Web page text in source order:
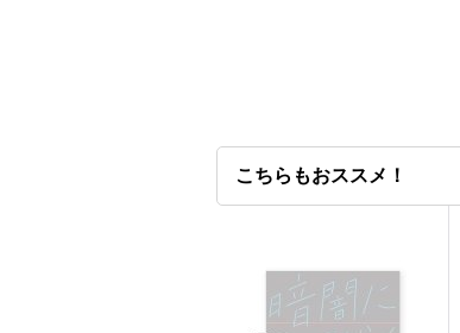
こちらもおススメ！